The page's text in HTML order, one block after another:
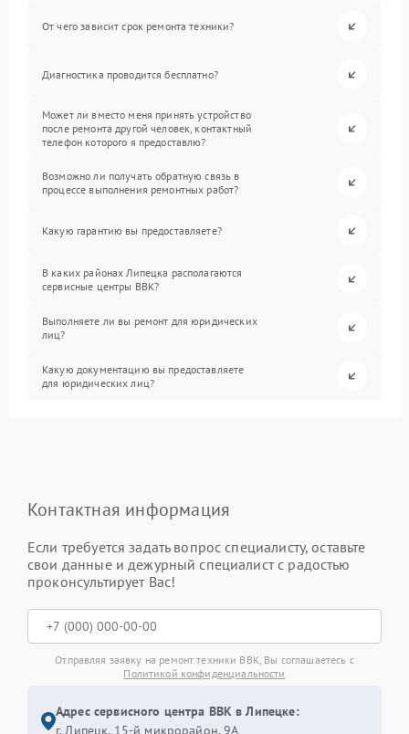
От чего зависит срок ремонта техники?
Диагностика проводится бесплатно?
Может ли вместо меня принять устройство
после ремонта другой человек, контактный
телефон которого я предоставлю?
Возможно ли получать обратную связь в
процессе выполнения ремонтных работ?
Какую гарантию вы предоставляете?
В каких районах Липецка располагаются
сервисные центры BBK?
Выполняете ли вы ремонт для юридических
лиц?
Какую документацию вы предоставляете
для юридических лиц?
Контактная информация
Если требуется задать вопрос специалисту, оставьте
свои данные и дежурный специалист с радостью
проконсультирует Вас!
Отправляя заявку на ремонт техники BBK, Вы соглашаетесь с
Политикой конфиденциальности
Адрес сервисного центра BBK в Липецке:
г. Липецк, 15-й микрорайон, 9А